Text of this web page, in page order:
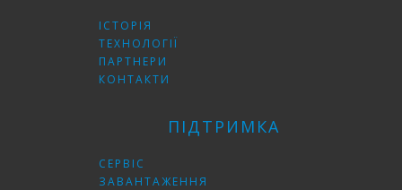
ІСТОРІЯ
ТЕХНОЛОГІЇ
ПАРТНЕРИ
КОНТАКТИ
ПІДТРИМКА
СЕРВІС
ЗАВАНТАЖЕННЯ